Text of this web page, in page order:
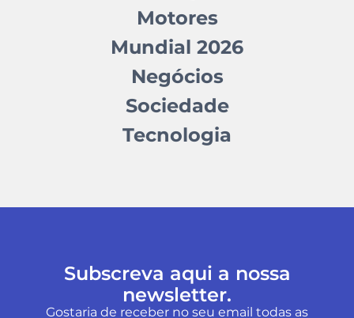
Motores
Mundial 2026
Negócios
Sociedade
Tecnologia
Subscreva aqui a nossa
newsletter.
Gostaria de receber no seu email todas as